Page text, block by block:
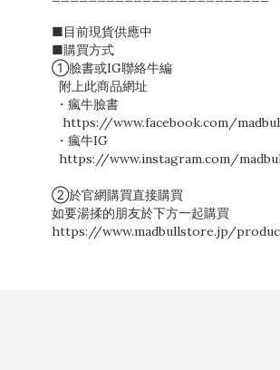
■目前現貨供應中
■購買方式
①臉書或IG聯絡牛編
附上此商品網址
・瘋牛臉書
https://www.facebook.com/
・瘋牛IG
https://www.instagram.com/
②於官網購買直接購買
如要湯揉的朋友於下方一起購買
https://www.madbullstore.jp/